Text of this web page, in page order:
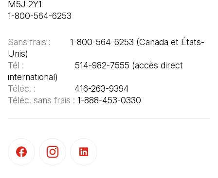
M5J 2Y1
1-800-564-6253
Sans frais :
      1-800-564-6253 (Canada et États-
Tél :
                   514-982-7555 (accès direct
Téléc. :
Téléc. sans frais : 1-888-453-0330